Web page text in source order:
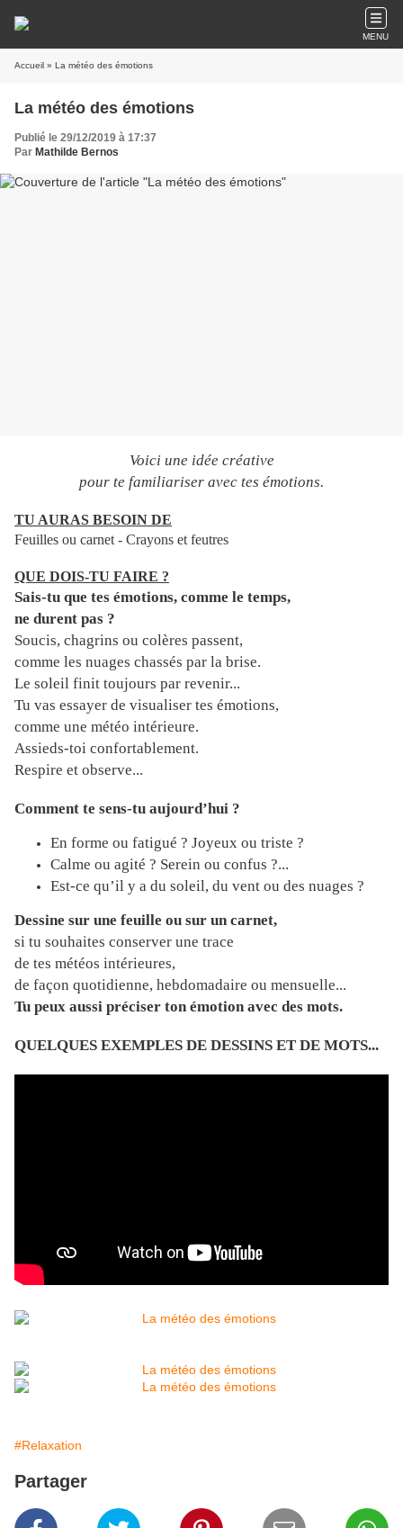
MENU
Accueil » La météo des émotions
La météo des émotions
Publié le 29/12/2019 à 17:37
Par Mathilde Bernos
Voici une idée créative
pour te familiariser avec tes émotions.
TU AURAS BESOIN DE
Feuilles ou carnet - Crayons et feutres
QUE DOIS-TU FAIRE ?
Sais-tu que tes émotions, comme le temps,
ne durent pas ?
Soucis, chagrins ou colères passent,
comme les nuages chassés par la brise.
Le soleil finit toujours par revenir...
Tu vas essayer de visualiser tes émotions,
comme une météo intérieure.
Assieds-toi confortablement.
Respire et observe...
Comment te sens-tu aujourd’hui ?
En forme ou fatigué ? Joyeux ou triste ?
Calme ou agité ? Serein ou confus ?...
Est-ce qu’il y a du soleil, du vent ou des nuages ?
Dessine sur une feuille ou sur un carnet,
si tu souhaites conserver une trace
de tes météos intérieures,
de façon quotidienne, hebdomadaire ou mensuelle...
Tu peux aussi préciser ton émotion avec des mots.
QUELQUES EXEMPLES DE DESSINS ET DE MOTS...
#Relaxation
Partager